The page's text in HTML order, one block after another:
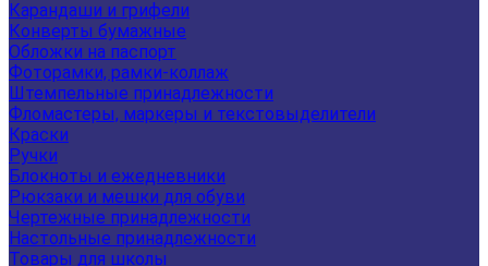
Карандаши и грифели
Конверты бумажные
Обложки на паспорт
Фоторамки, рамки-коллаж
Штемпельные принадлежности
Фломастеры, маркеры и текстовыделители
Краски
Ручки
Блокноты и ежедневники
Рюкзаки и мешки для обуви
Чертежные принадлежности
Настольные принадлежности
Товары для школы